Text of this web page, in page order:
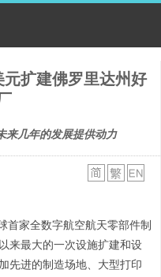
扩建佛罗里达州好
来几年的发展提供动力
首家全数字航空航天零部件制
来最大的一次设施扩建和设
先进的制造场地、大型打印